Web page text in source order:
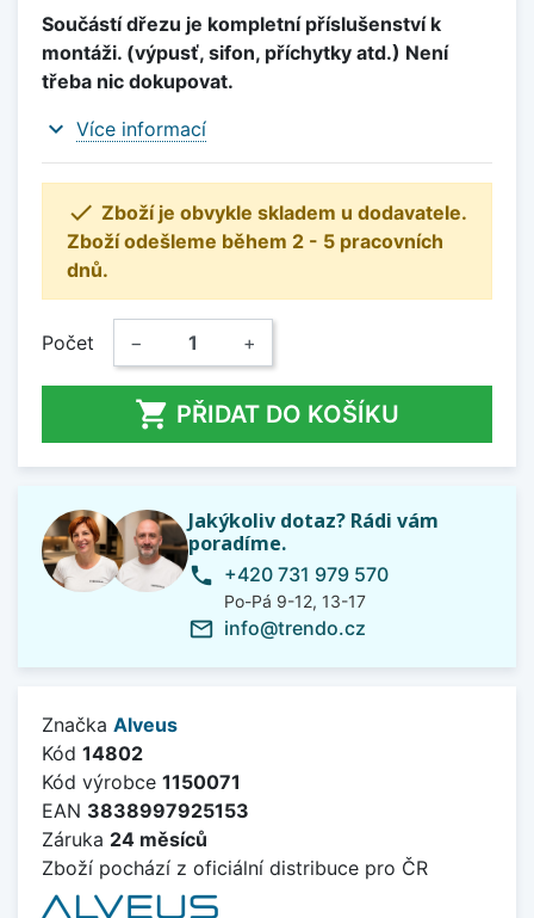
Součástí dřezu je kompletní příslušenství k
montáži. (výpusť, sifon, příchytky atd.) Není
třeba nic dokupovat.
expand_more Více informací
 Zboží je obvykle skladem u dodavatele.
Zboží odešleme během 2 - 5 pracovních
dnů.
Počet − +
 PŘIDAT DO KOŠÍKU
Jakýkoliv dotaz? Rádi vám
poradíme.
phone +420 731 979 570
Po-Pá 9-12, 13-17
mail_outline info@trendo.cz
Značka Alveus
Kód 14802
Kód výrobce 1150071
EAN 3838997925153
Záruka 24 měsíců
Zboží pochází z oficiální distribuce pro ČR